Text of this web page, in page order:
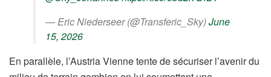
— Eric Niederseer (@Transferic_Sky)June
15, 2026
En parallèle, l’Austria Vienne tente de sécuriser l’avenir du